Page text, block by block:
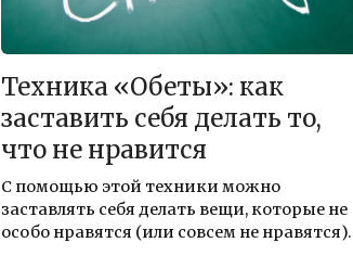
Техника «Обеты»: как
заставить себя делать то,
что не нравится
С помощью этой техники можно
заставлять себя делать вещи, которые не
особо нравятся (или совсем не нравятся).